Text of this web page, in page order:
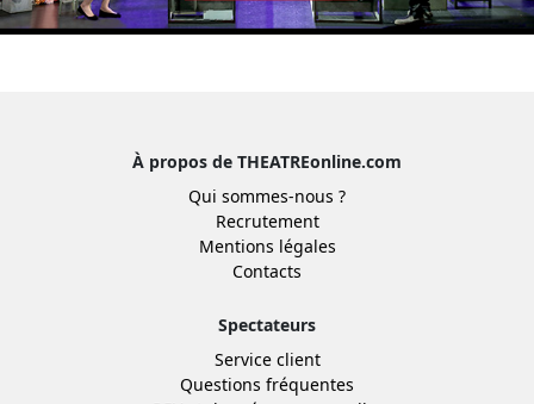
À propos de THEATREonline.com
Qui sommes-nous ?
Recrutement
Mentions légales
Contacts
Spectateurs
Service client
Questions fréquentes